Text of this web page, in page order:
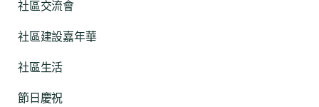
社區交流會
社區建設嘉年華
社區生活
節日慶祝